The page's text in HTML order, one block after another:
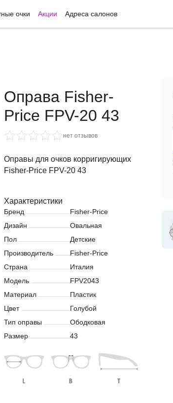
очки Акции Адреса салонов
Оправа Fisher-
Price FPV-20 43
нет отзывов
Оправы для очков корригирующих
Fisher-Price FPV-20 43
Характеристики
Бренд
Fisher-Price
Дизайн
Овальная
Пол
Детские
Производитель
Fisher-Price
Страна
Италия
Модель
FPV2043
Материал
Пластик
Цвет
Голубой
Тип оправы
Ободковая
Размер
43